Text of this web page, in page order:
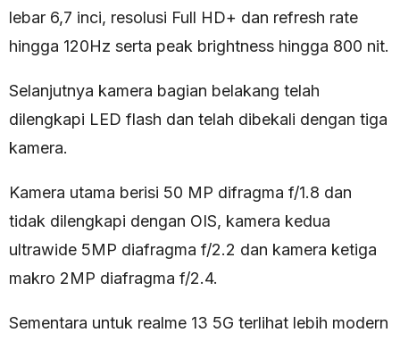
lebar 6,7 inci, resolusi Full HD+ dan refresh rate
hingga 120Hz serta peak brightness hingga 800 nit.
Selanjutnya kamera bagian belakang telah
dilengkapi LED flash dan telah dibekali dengan tiga
kamera.
Kamera utama berisi 50 MP difragma f/1.8 dan
tidak dilengkapi dengan OIS, kamera kedua
ultrawide 5MP diafragma f/2.2 dan kamera ketiga
makro 2MP diafragma f/2.4.
Sementara untuk realme 13 5G terlihat lebih modern